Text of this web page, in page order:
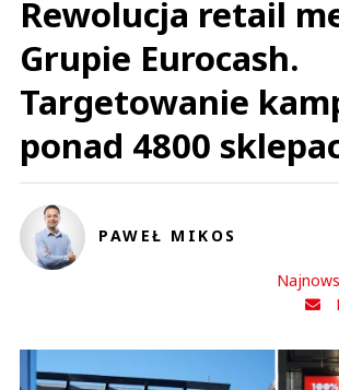
Rewolucja retail
Grupie Eurocash.
Targetowanie
ponad 4800
PAWEŁ MIKOS